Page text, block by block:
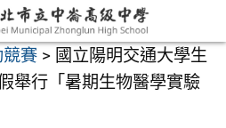
賽 > 國立陽明交通大學生
舉行「暑期生物醫學實驗